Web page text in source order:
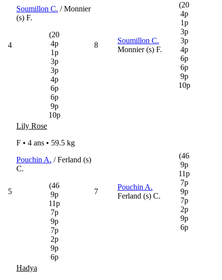
4
Soumillon C. / Monnier
(s) F.
(20
4p
1p
3p
3p
4p
6p
6p
9p
10p
8
Soumillon C.
Monnier (s) F.
(20
4p
1p
3p
3p
4p
6p
6p
9p
10p
5
Lily Rose
F • 4 ans • 59.5 kg
Pouchin A. / Ferland (s)
C.
(46
9p
11p
7p
9p
7p
2p
9p
6p
7
Pouchin A.
Ferland (s) C.
(46
9p
11p
7p
9p
7p
2p
9p
6p
Hadya